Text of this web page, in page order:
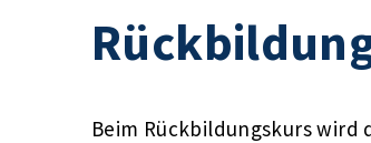
Beim Rückbildungskurs